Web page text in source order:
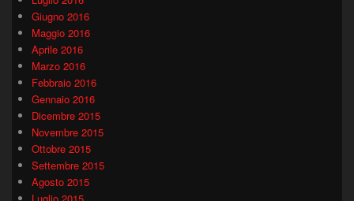
Giugno 2016
Maggio 2016
Aprile 2016
Marzo 2016
Febbraio 2016
Gennaio 2016
Dicembre 2015
Novembre 2015
Ottobre 2015
Settembre 2015
Agosto 2015